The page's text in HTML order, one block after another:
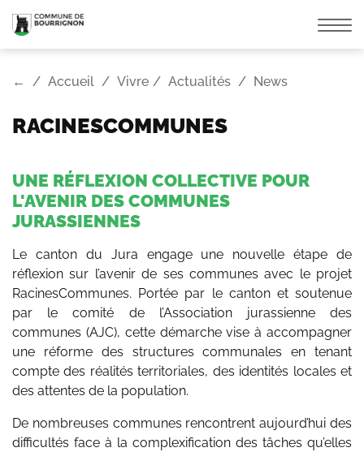
la
← Accueil Vivre Actualités News
RACINESCOMMUNES
UNE RÉFLEXION COLLECTIVE POUR
L'AVENIR DES COMMUNES
JURASSIENNES
Le canton du Jura engage une nouvelle étape de
réflexion sur l’avenir de ses communes avec le projet
RacinesCommunes. Portée par le canton et soutenue
par le comité de l’Association jurassienne des
communes (AJC), cette démarche vise à accompagner
une réforme des structures communales en tenant
compte des réalités territoriales, des identités locales et
des attentes de la population.
De nombreuses communes rencontrent aujourd’hui des
difficultés face à la complexification des tâches qu’elles